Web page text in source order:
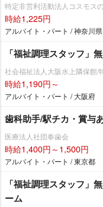
特定非営利活動法人コスモス
時給1,225円
アルバイト・パート / 神奈川県
「福祉調理スタッフ」
社会福祉法人大阪水上隣保館/
時給1,190円～
アルバイト・パート / 大阪府
歯科助手/駅チカ・賞与
医療法人社団奉歯会
時給1,400円～1,500円
アルバイト・パート / 東京都
「福祉調理スタッフ」
ーム